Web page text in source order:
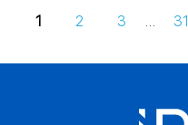
1 2 3 … 31